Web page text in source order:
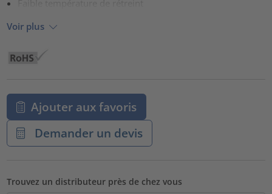
Voir plus
Ajouter aux favoris
Demander un devis
Trouvez un distributeur près de chez vous